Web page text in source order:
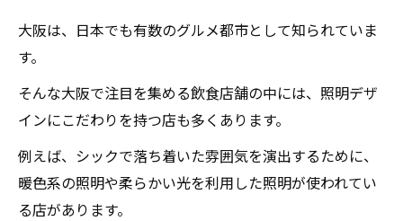
大阪は、日本でも有数のグルメ都市として知られていま
す。
そんな大阪で注目を集める飲食店舗の中には、照明デザ
インにこだわりを持つ店も多くあります。
例えば、シックで落ち着いた雰囲気を演出するために、
暖色系の照明や柔らかい光を利用した照明が使われてい
る店があります。